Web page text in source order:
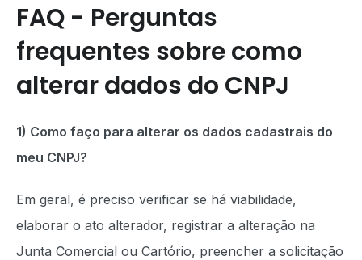
FAQ - Perguntas
frequentes sobre como
alterar dados do CNPJ
1) Como faço para alterar os dados cadastrais do
meu CNPJ?
Em geral, é preciso verificar se há viabilidade,
elaborar o ato alterador, registrar a alteração na
Junta Comercial ou Cartório, preencher a solicitação